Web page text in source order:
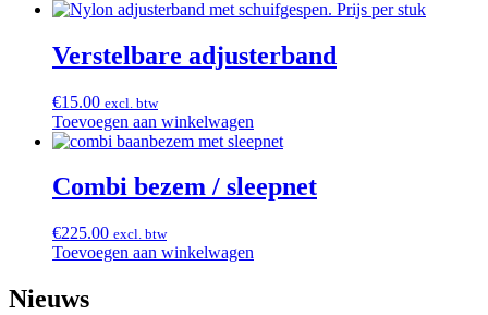
Verstelbare adjusterband
€15.00 excl. btw
Toevoegen aan winkelwagen
Combi bezem / sleepnet
€225.00 excl. btw
Toevoegen aan winkelwagen
Nieuws